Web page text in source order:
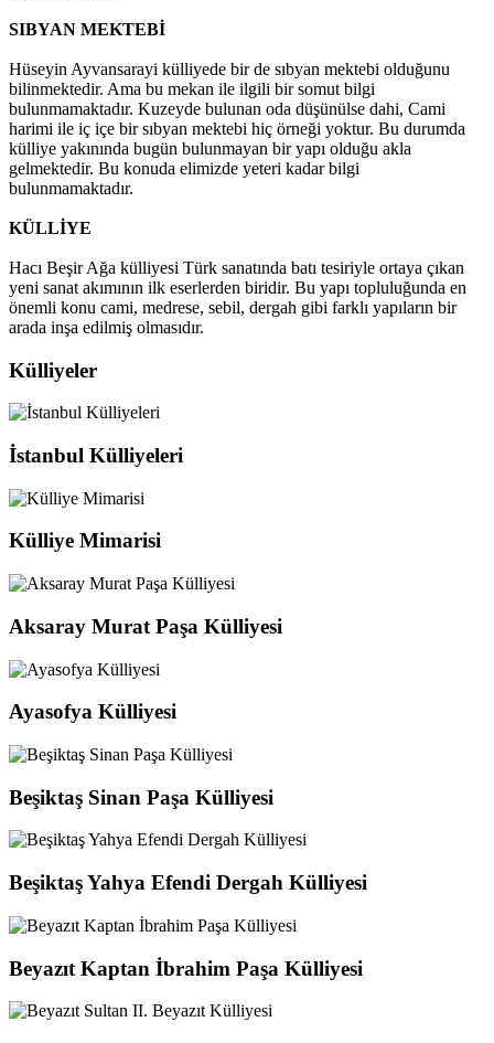
SIBYAN MEKTEBİ
Hüseyin Ayvansarayi külliyede bir de sıbyan mektebi olduğunu
bilinmektedir. Ama bu mekan ile ilgili bir somut bilgi
bulunmamaktadır. Kuzeyde bulunan oda düşünülse dahi, Cami
harimi ile iç içe bir sıbyan mektebi hiç örneği yoktur. Bu durumda
külliye yakınında bugün bulunmayan bir yapı olduğu akla
gelmektedir. Bu konuda elimizde yeteri kadar bilgi
bulunmamaktadır.
KÜLLİYE
Hacı Beşir Ağa külliyesi Türk sanatında batı tesiriyle ortaya çıkan
yeni sanat akımının ilk eserlerden biridir. Bu yapı topluluğunda en
önemli konu cami, medrese, sebil, dergah gibi farklı yapıların bir
arada inşa edilmiş olmasıdır.
Külliyeler
İstanbul Külliyeleri
Külliye Mimarisi
Aksaray Murat Paşa Külliyesi
Ayasofya Külliyesi
Beşiktaş Sinan Paşa Külliyesi
Beşiktaş Yahya Efendi Dergah Külliyesi
Beyazıt Kaptan İbrahim Paşa Külliyesi